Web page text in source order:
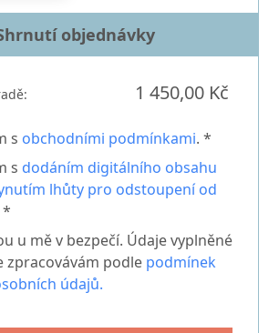
objednávky
1 450,00 Kč
s obchodními podmínkami. *
s dodáním digitálního obsahu
lhůty pro odstoupení od
*
u mě v bezpečí. Údaje vyplněné
zpracovávám podle podmínek
údajů.